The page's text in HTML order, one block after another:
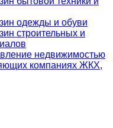
одежды и обуви
строительных и
недвижимостью
компаниях ЖКХ,